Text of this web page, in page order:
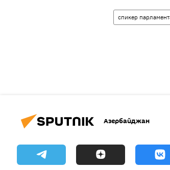
спикер
Азербайджан